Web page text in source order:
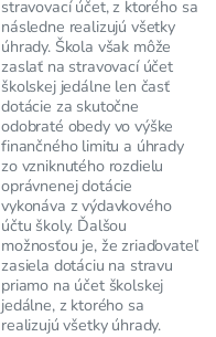
stravovací účet, z ktorého sa
následne realizujú všetky
úhrady. Škola však môže
zaslať na stravovací účet
školskej jedálne len časť
dotácie za skutočne
odobraté obedy vo výške
finančného limitu a úhrady
zo vzniknutého rozdielu
oprávnenej dotácie
vykonáva z výdavkového
účtu školy. Ďalšou
možnosťou je, že zriaďovateľ
zasiela dotáciu na stravu
priamo na účet školskej
jedálne, z ktorého sa
realizujú všetky úhrady.